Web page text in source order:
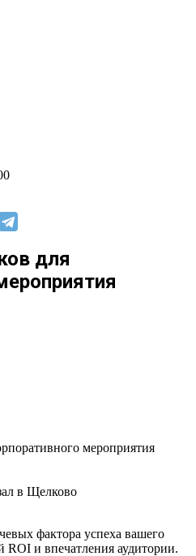
для
мероприятия
в Щелково
фактора успеха вашего
и впечатления аудитории.